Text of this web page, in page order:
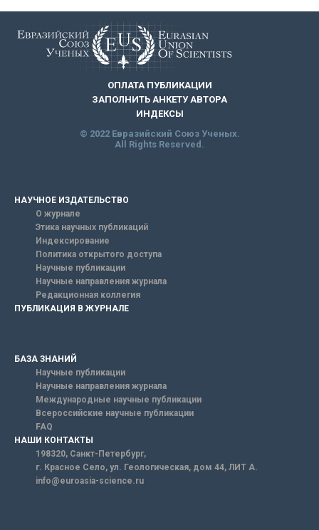
ОПЛАТА ПУБЛИКАЦИИ
ЗАПОЛНИТЬ АНКЕТУ АВТОРА
ИНДЕКСЫ
© 2022 Евразийский Союз Ученых.
All Rights Reserved.
НАУЧНОЕ ИЗДАТЕЛЬСТВО
О журнале
Этика научных публикаций
Индексирование
Политика открытого доступа
Научные публикации
Научные направления журнала
Редакционная коллегия
ПУБЛИКАЦИЯ В ЖУРНАЛЕ
БАЗА ЗНАНИЙ
Научные публикации
Научные направления журнала
Международные научные публикации
Всероссийские научные публикации
FAQ
НАШИ КОНТАКТЫ
198320, Санкт-Петербург,
г. Красное Село, ул. Геологическая, дом 44, ЛИТ А.
info@euroasia-science.ru